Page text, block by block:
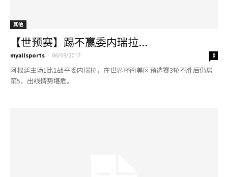
其他
【世预赛】踢不赢委内瑞拉...
myallsports - 06/09/2017 0
阿根廷主场1比1战平委内瑞拉，在世界杯南美区预选赛3轮不胜后仍居
第5，出线情势堪危。